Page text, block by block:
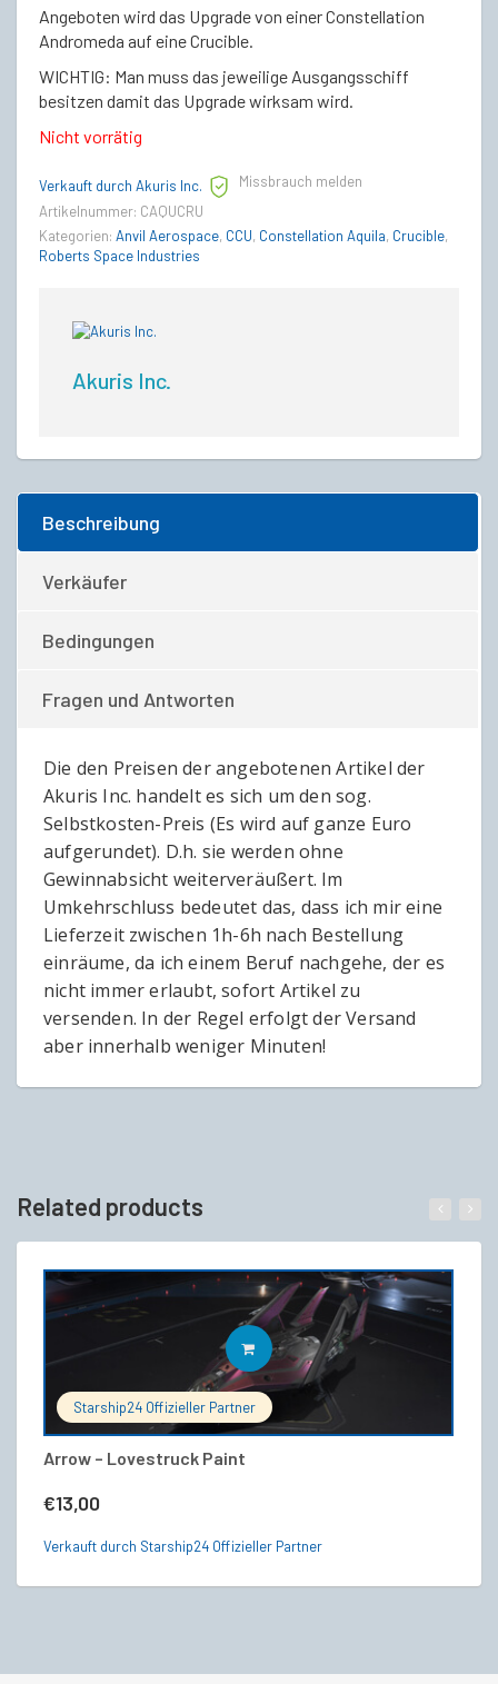
Angeboten wird das Upgrade von einer Constellation
Andromeda auf eine Crucible.
WICHTIG: Man muss das jeweilige Ausgangsschiff
besitzen damit das Upgrade wirksam wird.
Nicht vorrätig
Verkauft durch Akuris Inc.
Missbrauch melden
Artikelnummer: CAQUCRU
Kategorien: Anvil Aerospace, CCU, Constellation Aquila, Crucible,
Roberts Space Industries
Akuris Inc.
Beschreibung
Verkäufer
Bedingungen
Fragen und Antworten
Die den Preisen der angebotenen Artikel der
Akuris Inc. handelt es sich um den sog.
Selbstkosten-Preis (Es wird auf ganze Euro
aufgerundet). D.h. sie werden ohne
Gewinnabsicht weiterveräußert. Im
Umkehrschluss bedeutet das, dass ich mir eine
Lieferzeit zwischen 1h-6h nach Bestellung
einräume, da ich einem Beruf nachgehe, der es
nicht immer erlaubt, sofort Artikel zu
versenden. In der Regel erfolgt der Versand
aber innerhalb weniger Minuten!
Related products
Starship24 Offizieller Partner
Arrow – Lovestruck Paint
€13,00
IN DEN WARENKORB
Verkauft durch Starship24 Offizieller Partner